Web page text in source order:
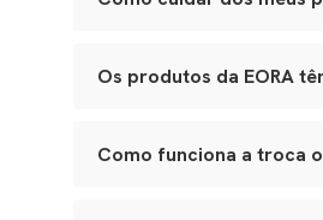
óculos na case para evitar
Os produtos da EORA
fabricação. Caso note algo
Como funciona a troca